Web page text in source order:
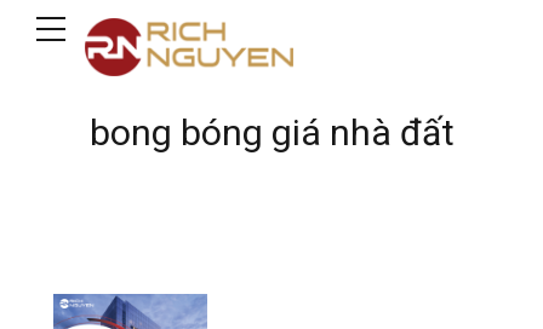
bong bóng giá nhà đất